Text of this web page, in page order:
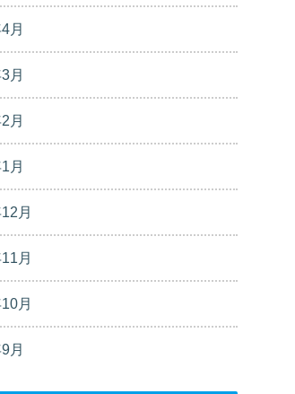
月
月
月
月
月
月
月
月